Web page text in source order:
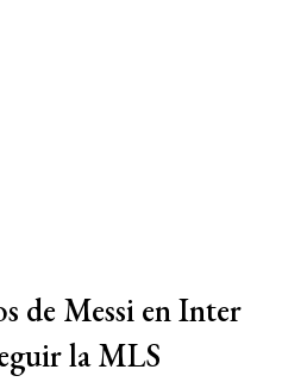
de Messi en Inter
la MLS